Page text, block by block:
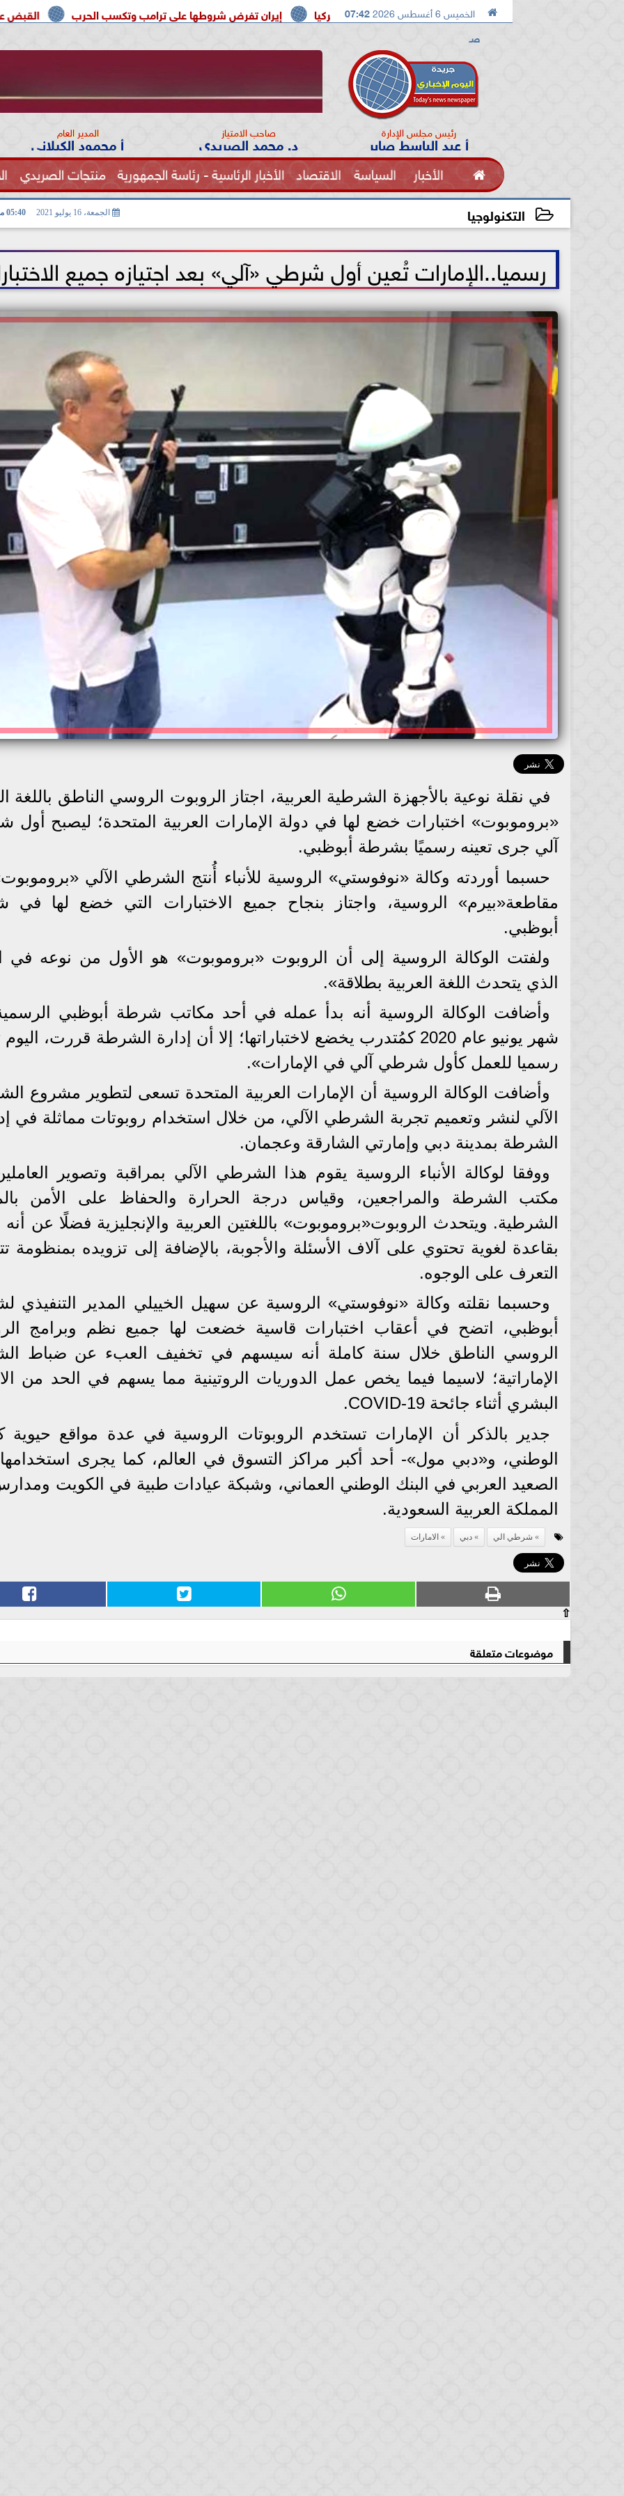
 الخميس 6 أغسطس 2026
07:42
صـ
القبض على مسلح قرب إيران تفرض شروطها على ترامب وتكسب الحرب استقبال حافل وتاريخى لمحمد صلاح في تركيا
رئيس مجلس الإدارة
أ عبد الباسط صابر صاحب الامتياز
د. محمد الصريدي المدير العام
أ محمود الكيلاني
 الأخبار السياسة الاقتصاد الأخبار الرئاسية - رئاسة الجمهورية منتجات الصريدي
الفنون
الصحة التكنولوجيا الجمعة، 16 يوليو 2021 05:40 مـ
رسميا..الإمارات تُعين أول شرطي «آلي» بعد اجتيازه جميع
في نقلة نوعية بالأجهزة الشرطية العربية، اجتاز الروبوت الروسي الناطق باللغة
«بروموبوت» اختبارات خضع لها في دولة الإمارات العربية المتحدة؛ ليصبح
آلي جرى تعينه رسميًا بشرطة أبوظبي.
حسبما أوردته وكالة «نوفوستي» الروسية للأنباء أُنتج الشرطي الآلي
مقاطعة«بيرم» الروسية، واجتاز بنجاح جميع الاختبارات التي خضع لها في
أبوظبي.
ولفتت الوكالة الروسية إلى أن الروبوت «بروموبوت» هو الأول من نوعه في
الذي يتحدث اللغة العربية بطلاقة».
وأضافت الوكالة الروسية أنه بدأ عمله في أحد مكاتب شرطة أبوظبي
شهر يونيو عام 2020 كمُتدرب يخضع لاختباراتها؛ إلا أن إدارة الشرطة قررت،
رسميا للعمل كأول شرطي آلي في الإمارات».
وأضافت الوكالة الروسية أن الإمارات العربية المتحدة تسعى لتطوير مشروع
الآلي لنشر وتعميم تجربة الشرطي الآلي، من خلال استخدام روبوتات مماثلة في
الشرطة بمدينة دبي وإمارتي الشارقة وعجمان.
ووفقا لوكالة الأنباء الروسية يقوم هذا الشرطي الآلي بمراقبة وتصوير
مكتب الشرطة والمراجعين، وقياس درجة الحرارة والحفاظ على الأمن
الشرطية. ويتحدث الروبوت«بروموبوت» باللغتين العربية والإنجليزية فضلًا عن أنه
بقاعدة لغوية تحتوي على آلاف الأسئلة والأجوبة، بالإضافة إلى تزويده بمنظومة
التعرف على الوجوه.
وحسبما نقلته وكالة «نوفوستي» الروسية عن سهيل الخييلي المدير التنفيذي
أبوظبي، اتضح في أعقاب اختبارات قاسية خضعت لها جميع نظم وبرامج
الروسي الناطق خلال سنة كاملة أنه سيسهم في تخفيف العبء عن ضباط
الإماراتية؛ لاسيما فيما يخص عمل الدوريات الروتينية مما يسهم في الحد من
البشري أثناء جائحة COVID-19.
جدير بالذكر أن الإمارات تستخدم الروبوتات الروسية في عدة مواقع حيوية
الوطني، و«دبي مول»- أحد أكبر مراكز التسوق في العالم، كما يجرى
الصعيد العربي في البنك الوطني العماني، وشبكة عيادات طبية في الكويت
المملكة العربية السعودية.
شرطي الي دبي الامارات
⇧
موضوعات متعلقة